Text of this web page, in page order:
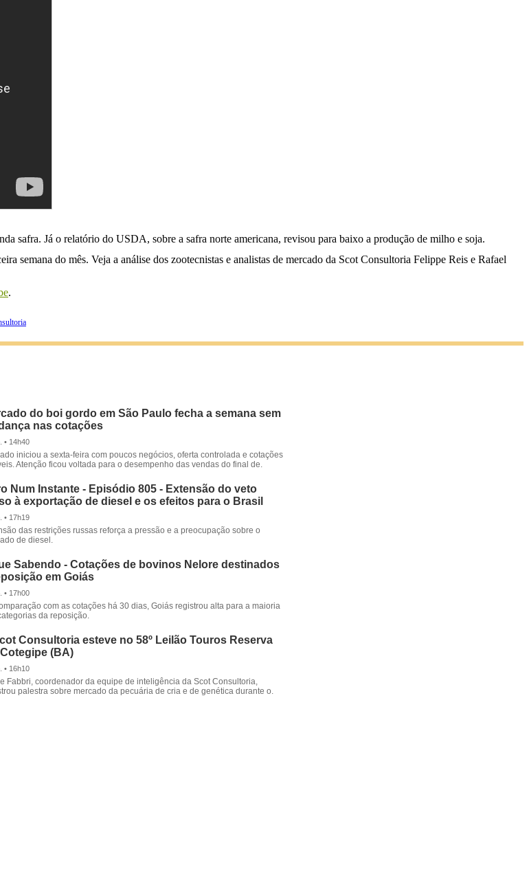
safra. Já o relatório do USDA, sobre a safra norte americana, revisou para baixo a produção de milho e soja.
semana do mês. Veja a análise dos zootecnistas e analistas de mercado da Scot Consultoria Felippe Reis e Rafael
.
do boi gordo em São Paulo fecha a semana sem
nas cotações
• 14h40
iniciou a sexta-feira com poucos negócios, oferta controlada e cotações
Atenção ficou voltada para o desempenho das vendas do final de.
Num Instante - Episódio 805 - Extensão do veto
à exportação de diesel e os efeitos para o Brasil
• 17h19
das restrições russas reforça a pressão e a preocupação sobre o
de diesel.
Sabendo - Cotações de bovinos Nelore destinados
em Goiás
• 17h00
com as cotações há 30 dias, Goiás registrou alta para a maioria
da reposição.
Consultoria esteve no 58º Leilão Touros Reserva
(BA)
• 16h10
Fabbri, coordenador da equipe de inteligência da Scot Consultoria,
palestra sobre mercado da pecuária de cria e de genética durante o.